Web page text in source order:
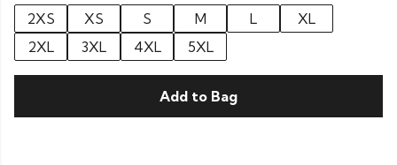
2XS
XS S M L
XL
2XL
3XL 4XL 5XL
Add to Bag